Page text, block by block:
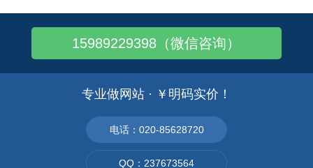
15989229398（微信咨询）
专业做网站 · ￥明码实价！
电话：020-85628720
QQ：237673564